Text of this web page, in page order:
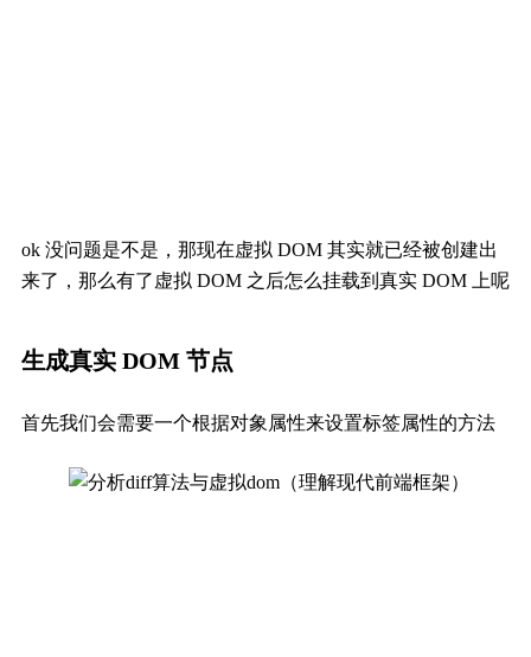
ok 没问题是不是，那现在虚拟 DOM 其实就已经被创建出
来了，那么有了虚拟 DOM 之后怎么挂载到真实 DOM 上呢
生成真实 DOM 节点
首先我们会需要一个根据对象属性来设置标签属性的方法